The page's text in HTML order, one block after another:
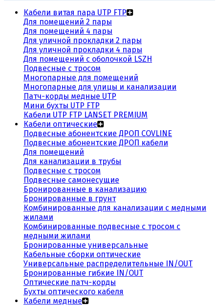
Кабели витая пара UTP FTP
Для помещений 2 пары
Для помещений 4 пары
Для уличной прокладки 2 пары
Для уличной прокладки 4 пары
Для помещений с оболочкой LSZH
Подвесные с тросом
Многопарные для помещений
Многопарные для улицы и канализации
Патч-корды медные UTP
Мини бухты UTP FTP
Кабели UTP FTP LANSET PREMIUM
Кабели оптические
Подвесные абонентские ДРОП COVLINE
Подвесные абонентские ДРОП кабели
Для помещений
Для канализации в трубы
Подвесные с тросом
Подвесные самонесущие
Бронированные в канализацию
Бронированные в грунт
Комбинированные для канализации с медными
жилами
Комбинированные подвесные с тросом с
медными жилами
Бронированные универсальные
Кабельные сборки оптические
Универсальные распределительные IN/OUT
Бронированные гибкие IN/OUT
Оптические патч-корды
Бухты оптического кабеля
Кабели медные